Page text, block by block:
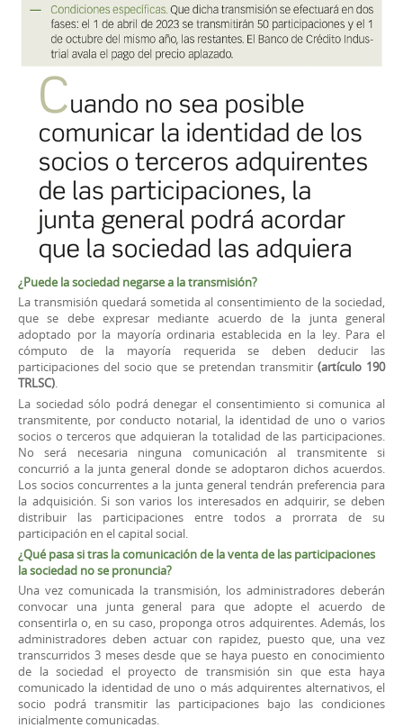
¿Puede la sociedad negarse a la transmisión?
La transmisión quedará sometida al consentimiento de la sociedad,
que se debe expresar mediante acuerdo de la junta general
adoptado por la mayoría ordinaria establecida en la ley. Para el
cómputo de la mayoría requerida se deben deducir las
participaciones del socio que se pretendan transmitir (artículo 190
TRLSC).
La sociedad sólo podrá denegar el consentimiento si comunica al
transmitente, por conducto notarial, la identidad de uno o varios
socios o terceros que adquieran la totalidad de las participaciones.
No será necesaria ninguna comunicación al transmitente si
concurrió a la junta general donde se adoptaron dichos acuerdos.
Los socios concurrentes a la junta general tendrán preferencia para
la adquisición. Si son varios los interesados en adquirir, se deben
distribuir las participaciones entre todos a prorrata de su
participación en el capital social.
¿Qué pasa si tras la comunicación de la venta de las participaciones
la sociedad no se pronuncia?
Una vez comunicada la transmisión, los administradores deberán
convocar una junta general para que adopte el acuerdo de
consentirla o, en su caso, proponga otros adquirentes. Además, los
administradores deben actuar con rapidez, puesto que, una vez
transcurridos 3 meses desde que se haya puesto en conocimiento
de la sociedad el proyecto de transmisión sin que esta haya
comunicado la identidad de uno o más adquirentes alternativos, el
socio podrá transmitir las participaciones bajo las condiciones
inicialmente comunicadas.